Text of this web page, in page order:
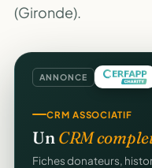
(Gironde).
ANNONCE
CRM ASSOCIATIF
Un CRM
Fiches donateurs,